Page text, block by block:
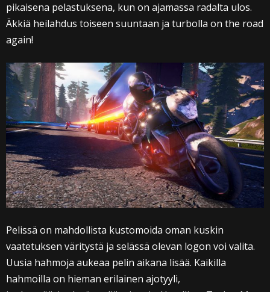
pikaisena pelastuksena, kun on ajamassa radalta ulos.
Äkkiä heilahdus toiseen suuntaan ja turbolla on the road
again!
Pelissä on mahdollista kustomoida oman kuskin
vaatetuksen väritystä ja selässä olevan logon voi valita.
Uusia hahmoja aukeaa pelin aikana lisää. Kaikilla
hahmoilla on hieman erilainen ajotyyli,